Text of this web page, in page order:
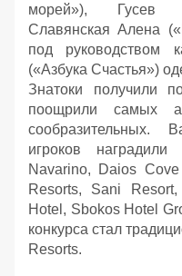
морей»), Гусев
Славянская Алена
под руководством
(«Азбука Счастья»)
Знатоки получили
поощрили самых
сообразительных.
игроков
Navarino, Daios
Resorts, Sani
Hotel, Sbokos Hotel
конкурса стал
Resorts.